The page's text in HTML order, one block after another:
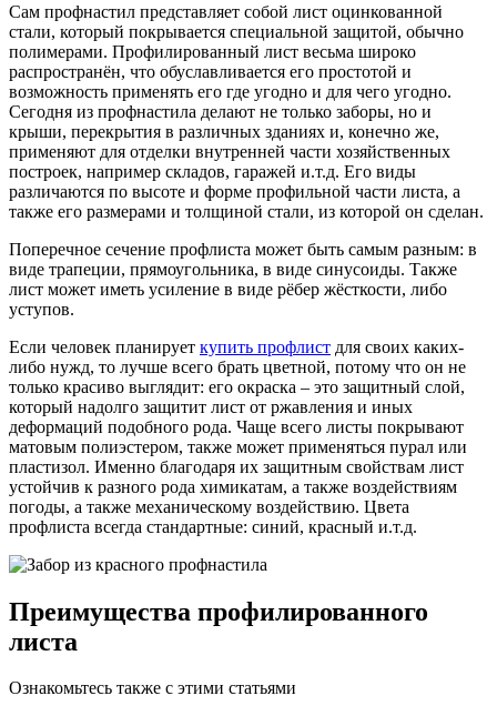
Сам профнастил представляет собой лист оцинкованной
стали, который покрывается специальной защитой, обычно
полимерами. Профилированный лист весьма широко
распространён, что обуславливается его простотой и
возможность применять его где угодно и для чего угодно.
Сегодня из профнастила делают не только заборы, но и
крыши, перекрытия в различных зданиях и, конечно же,
применяют для отделки внутренней части хозяйственных
построек, например складов, гаражей и.т.д. Его виды
различаются по высоте и форме профильной части листа, а
также его размерами и толщиной стали, из которой он сделан.
Поперечное сечение профлиста может быть самым разным: в
виде трапеции, прямоугольника, в виде синусоиды. Также
лист может иметь усиление в виде рёбер жёсткости, либо
уступов.
Если человек планирует купить профлист для своих каких-
либо нужд, то лучше всего брать цветной, потому что он не
только красиво выглядит: его окраска – это защитный слой,
который надолго защитит лист от ржавления и иных
деформаций подобного рода. Чаще всего листы покрывают
матовым полиэстером, также может применяться пурал или
пластизол. Именно благодаря их защитным свойствам лист
устойчив к разного рода химикатам, а также воздействиям
погоды, а также механическому воздействию. Цвета
профлиста всегда стандартные: синий, красный и.т.д.
Преимущества профилированного
листа
Ознакомьтесь также с этими статьями